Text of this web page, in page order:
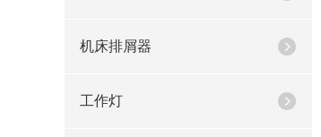
机床排屑器
工作灯